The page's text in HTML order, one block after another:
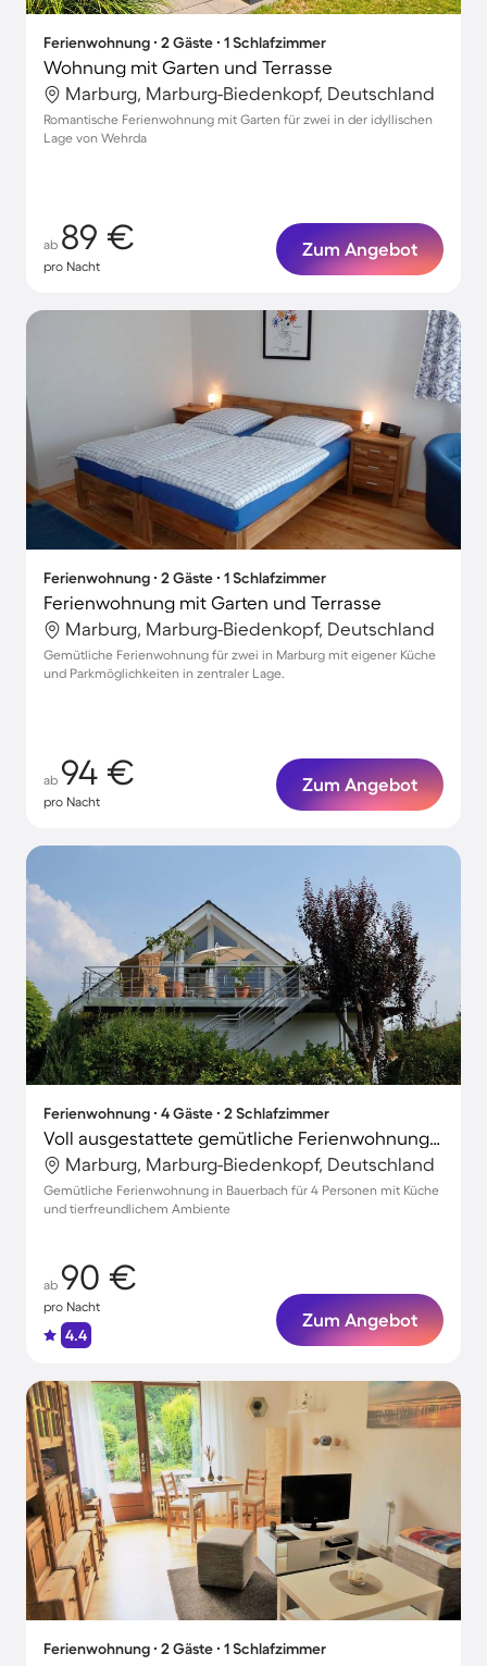
Ferienwohnung ∙ 2 Gäste ∙ 1 Schlafzimmer
Wohnung mit Garten und Terrasse
Marburg, Marburg-Biedenkopf, Deutschland
Romantische Ferienwohnung mit Garten für zwei in der idyllischen
Lage von Wehrda
ab 89 €
pro Nacht
Zum Angebot
Ferienwohnung ∙ 2 Gäste ∙ 1 Schlafzimmer
Ferienwohnung mit Garten und Terrasse
Marburg, Marburg-Biedenkopf, Deutschland
Gemütliche Ferienwohnung für zwei in Marburg mit eigener Küche
und Parkmöglichkeiten in zentraler Lage.
ab 94 €
pro Nacht
Zum Angebot
Ferienwohnung ∙ 4 Gäste ∙ 2 Schlafzimmer
Voll ausgestattete gemütliche Ferienwohnung mit Terrasse und Grill | Perfekt für die Arbeit von Zuhause | Hunde erlaubt
Marburg, Marburg-Biedenkopf, Deutschland
Gemütliche Ferienwohnung in Bauerbach für 4 Personen mit Küche
und tierfreundlichem Ambiente
ab 90 €
pro Nacht
4.4
Zum Angebot
Ferienwohnung ∙ 2 Gäste ∙ 1 Schlafzimmer